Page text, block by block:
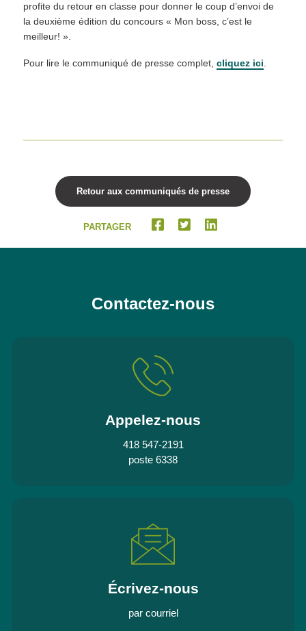
profite du retour en classe pour donner le coup d’envoi de
la deuxième édition du concours « Mon boss, c’est le
meilleur! ».
Pour lire le communiqué de presse complet, cliquez ici
Retour aux communiqués de presse
PARTAGER
Contactez-nous
Appelez-nous
418 547-2191
poste 6338
Écrivez-nous
par courriel